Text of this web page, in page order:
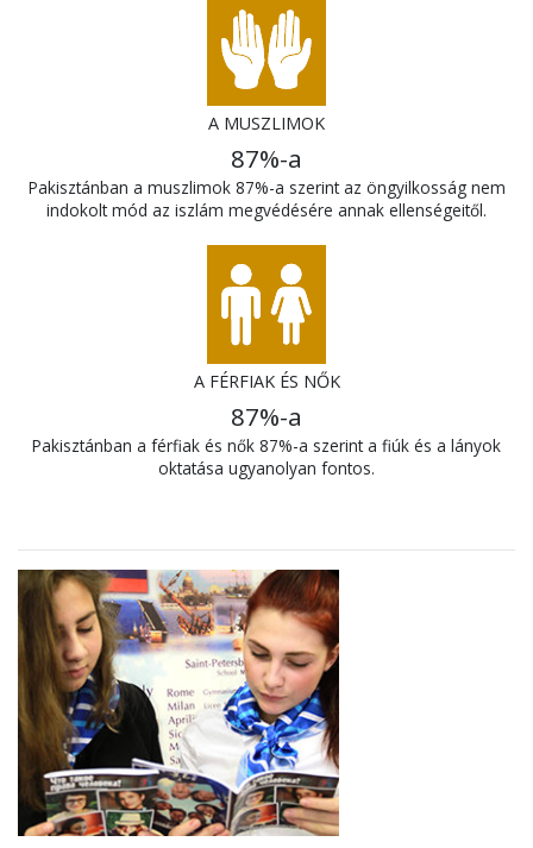
A MUSZLIMOK
87%-a
Pakisztánban a muszlimok 87%-a szerint az öngyilkosság nem
indokolt mód az iszlám megvédésére annak ellenségeitől.
A FÉRFIAK ÉS NŐK
87%-a
Pakisztánban a férfiak és nők 87%-a szerint a fiúk és a lányok
oktatása ugyanolyan fontos.